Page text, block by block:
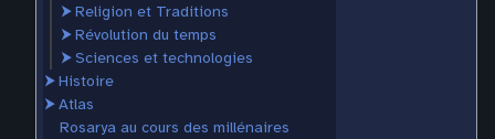
⮞Religion et Traditions
⮞Révolution du temps
⮞Sciences et technologies
⮞Histoire
⮞Atlas
Rosarya au cours des millénaires